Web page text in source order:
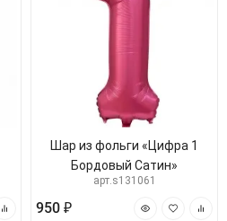
Шар из фольги «Цифра 1
Бордовый Сатин»
арт.s131061
950 ₽